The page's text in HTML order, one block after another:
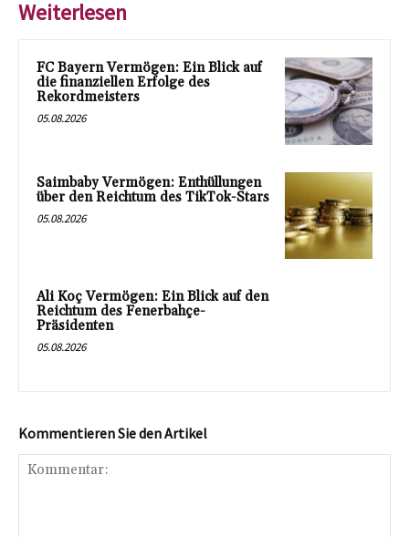
Weiterlesen
FC Bayern Vermögen: Ein Blick auf
die finanziellen Erfolge des
Rekordmeisters
05.08.2026
Saimbaby Vermögen: Enthüllungen
über den Reichtum des TikTok-Stars
05.08.2026
Ali Koç Vermögen: Ein Blick auf den
Reichtum des Fenerbahçe-
Präsidenten
05.08.2026
Kommentieren Sie den Artikel